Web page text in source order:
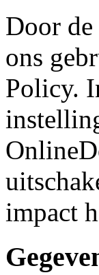
Door
ons
Policy.
impact